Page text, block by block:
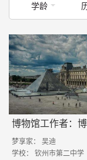
学龄
梦享家： 吴迪
学校： 钦州市第二中学